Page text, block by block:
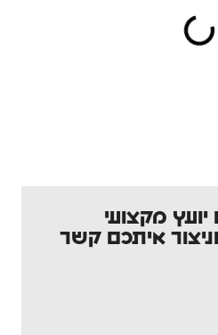
מקצועי
איתכם קשר